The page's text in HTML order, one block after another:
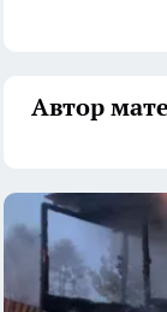
Автор